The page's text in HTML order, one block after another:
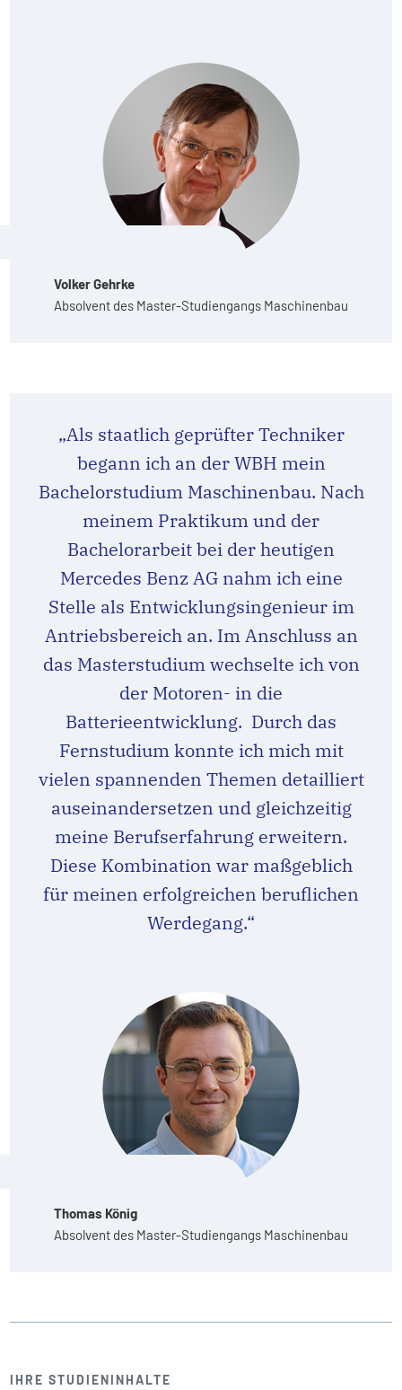
Volker Gehrke
Absolvent des Master-Studiengangs Maschinenbau
„Als staatlich geprüfter Techniker
begann ich an der WBH mein
Bachelorstudium Maschinenbau. Nach
meinem Praktikum und der
Bachelorarbeit bei der heutigen
Mercedes Benz AG nahm ich eine
Stelle als Entwicklungsingenieur im
Antriebsbereich an. Im Anschluss an
das Masterstudium wechselte ich von
der Motoren- in die
Batterieentwicklung. Durch das
Fernstudium konnte ich mich mit
vielen spannenden Themen detailliert
auseinandersetzen und gleichzeitig
meine Berufserfahrung erweitern.
Diese Kombination war maßgeblich
für meinen erfolgreichen beruflichen
Werdegang.“
Thomas König
Absolvent des Master-Studiengangs Maschinenbau
IHRE STUDIENINHALTE